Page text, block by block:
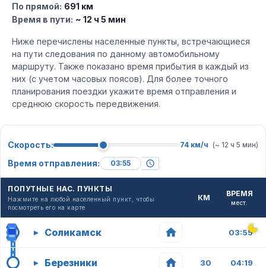
По прямой: 691 км
Время в пути: ~ 12 ч 5 мин
Ниже перечислены населенные пункты, встречающиеся
на пути следования по данному автомобильному
маршруту. Также показано время прибытия в каждый из
них (с учетом часовых поясов). Для более точного
планирования поездки укажите время отправления и
среднюю скорость передвижения.
Скорость: 74 км/ч (~ 12 ч 5 мин)
Время отправления:
ПОПУТНЫЕ НАС. ПУНКТЫ
Нажмите на любой населенный пункт, чтобы
посмотреть его на карте
КМ ВРЕМЯ
мест.
▸ Соликамск 03:55
▸ Березники 30 04:19